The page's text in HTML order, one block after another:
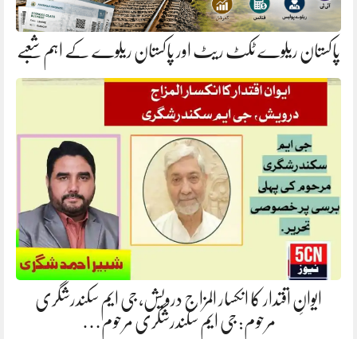
پاکستان ریلوے ٹکٹ ریٹ اور پاکستان ریلوے کے اہم شعبے
ایوانِ اقتدار کا انکسار المزاج درویش، جی ایم سکندرشگری
مرحوم: جی ایم سکندرشگری مرحوم…